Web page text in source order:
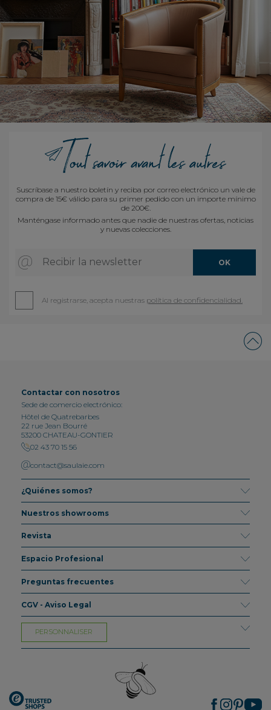
Suscríbase a nuestro boletín y reciba por correo electrónico un vale de
compra de 15€ válido para su primer pedido con un importe mínimo
de 200€.
Manténgase informado antes que nadie de nuestras ofertas, noticias
y nuevas colecciones.
Recibir la newsletter OK
Al registrarse, acepta nuestras política de confidencialidad.
Contactar con nosotros
Sede de comercio electrónico:
Hôtel de Quatrebarbes
22 rue Jean Bourré
53200 CHATEAU-GONTIER
02 43 70 15 56
contact@saulaie.com
¿Quiénes somos?
Nuestros showrooms
Revista
Espacio Profesional
Preguntas frecuentes
CGV - Aviso Legal
PERSONNALISER